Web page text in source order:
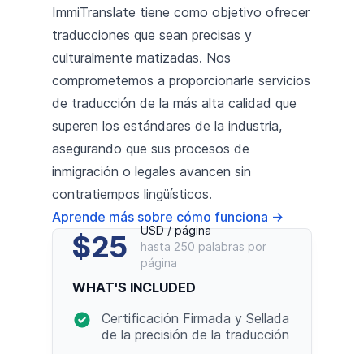
ImmiTranslate tiene como objetivo ofrecer
traducciones que sean precisas y
culturalmente matizadas. Nos
comprometemos a proporcionarle servicios
de traducción de la más alta calidad que
superen los estándares de la industria,
asegurando que sus procesos de
inmigración o legales avancen sin
contratiempos lingüísticos.
Aprende más sobre cómo funciona →
$25
USD / página
hasta 250 palabras por
página
WHAT'S INCLUDED
Certificación Firmada y Sellada
de la precisión de la traducción